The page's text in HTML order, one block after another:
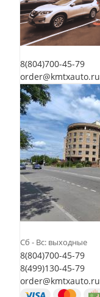
8(804)700-45-79
order@kmtxauto.ru
Сб - Вс: выходные
8(804)700-45-79
8(499)130-45-79
order@kmtxauto.ru